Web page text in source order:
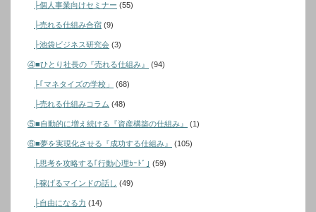
├個人事業向けセミナー (55)
├売れる仕組み合宿 (9)
├池袋ビジネス研究会 (3)
④■ひとり社長の『売れる仕組み』 (94)
├｢マネタイズの学校」 (68)
├売れる仕組みコラム (48)
⑤■自動的に増え続ける『資産構築の仕組み』 (1)
⑥■夢を実現化させる『成功する仕組み』 (105)
├思考を攻略する｢行動心理ｶｰﾄﾞ｣ (59)
├稼げるマインドの話し (49)
├自由になる力 (14)